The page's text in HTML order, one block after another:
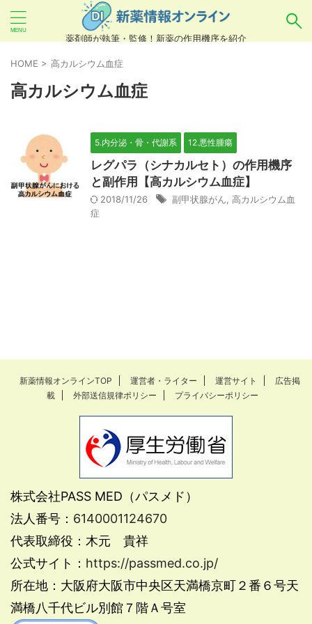
薬剤師が執筆・監修！新薬の作用機序を紹介
ていませんので、製品名・一般名・キーワードな
どを カタカナ
でご入力ください。
良い例：テセントリク
悪い例：てせんとりく テセンタリク
HOME > 高カルシウム血症
高カルシウム血症
5.内分泌・骨・代謝系 12.悪性腫瘍
レグパラ（シナカルセト）の作用機序
と副作用【高カルシウム血症】
2018/11/26 副甲状腺がん 高カルシウム血
症
新薬情報オンラインTOP 運営者・ライター 運営サイト
広告掲
載
外部送信規律ポリシー プライバシーポリシー
株式会社PASS MED（パスメド）
法人番号： 6140001124670
代表取締役：木元 貴祥
公式サイト： https://passmed.co.jp/
所在地：大阪府大阪市中央区天満橋京町２番６号天
満橋八千代ビル別館７階Ａ号室